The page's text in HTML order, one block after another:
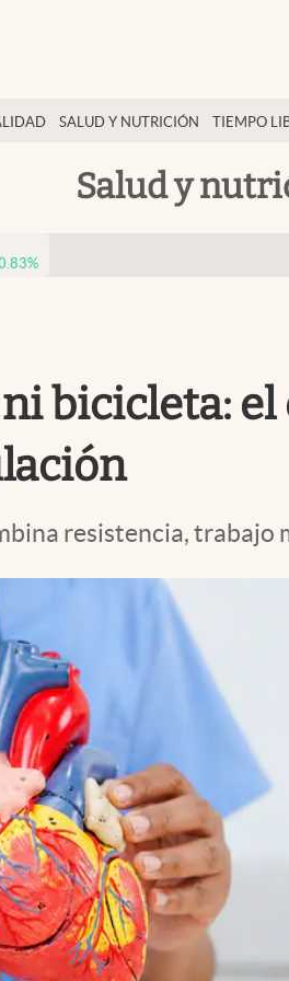
SALUD Y NUTRICIÓN TIEMPO
Salud y
%
bicicleta:
resistencia, trabajo